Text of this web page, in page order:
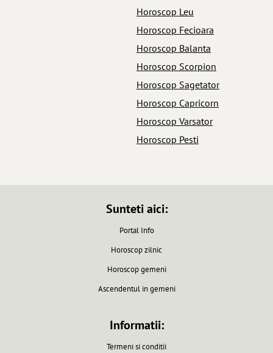
Horoscop Leu
Horoscop Fecioara
Horoscop Balanta
Horoscop Scorpion
Horoscop Sagetator
Horoscop Capricorn
Horoscop Varsator
Horoscop Pesti
Sunteti aici:
Portal Info
Horoscop zilnic
Horoscop gemeni
Ascendentul in gemeni
Informatii:
Termeni si conditii